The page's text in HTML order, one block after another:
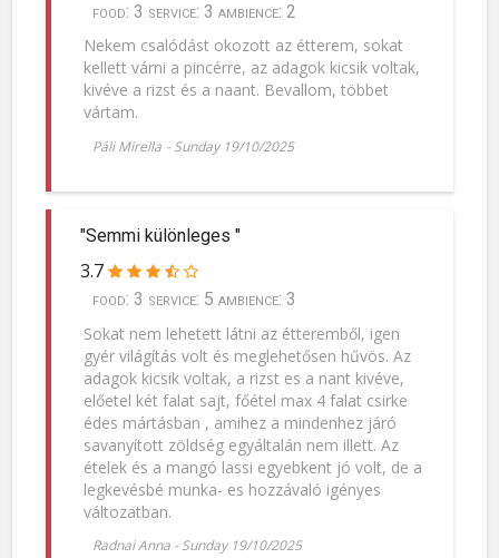
food: 3 service: 3 ambience: 2
Nekem csalódást okozott az étterem, sokat
kellett várni a pincérre, az adagok kicsik voltak,
kivéve a rizst és a naant. Bevallom, többet
vártam.
Páli Mirella - Sunday 19/10/2025
"Semmi különleges "
3.7
food: 3 service: 5 ambience: 3
Sokat nem lehetett látni az étteremből, igen
gyér világítás volt és meglehetősen hűvös. Az
adagok kicsik voltak, a rizst es a nant kivéve,
előetel két falat sajt, főétel max 4 falat csirke
édes mártásban , amihez a mindenhez járó
savanyított zöldség egyáltalán nem illett. Az
ételek és a mangó lassi egyebkent jó volt, de a
legkevésbé munka- es hozzávaló igényes
változatban.
Radnai Anna - Sunday 19/10/2025